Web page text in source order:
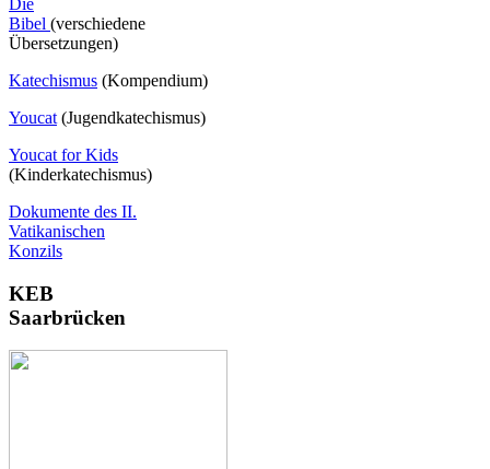
Die
Bibel (verschiedene
Übersetzungen)
Katechismus (Kompendium)
Youcat (Jugendkatechismus)
Youcat for Kids
(Kinderkatechismus)
Dokumente des II.
Vatikanischen
Konzils
KEB
Saarbrücken